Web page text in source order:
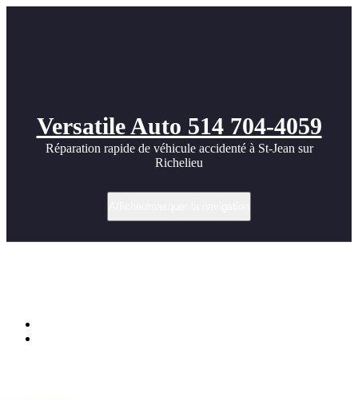
Versatile Auto 514 704-4059
Réparation rapide de véhicule accidenté à St-Jean sur
Richelieu